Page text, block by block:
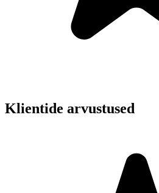
Klientide arvustused